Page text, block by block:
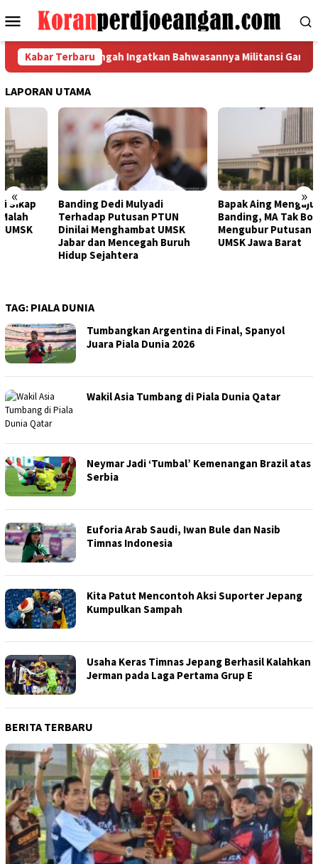
ke
Menu
Mobile
Kabar Terbaru
Jawa Tengah Ingatkan Bahwasannya Militansi Garda
LAPORAN UTAMA
« »
Banding Dedi Mulyadi
Terhadap Putusan PTUN
Dinilai Menghambat UMSK
Jabar dan Mencegah Buruh
Hidup Sejahtera
Bapak Aing Mengajukan
Banding, MA Tak Boleh
Mengubur Putusan PTUN Soal
UMSK Jawa Barat
TAG: PIALA DUNIA
Tumbangkan Argentina di Final, Spanyol
Juara Piala Dunia 2026
Wakil Asia Tumbang di Piala Dunia Qatar
Neymar Jadi ‘Tumbal’ Kemenangan Brazil atas
Serbia
Euforia Arab Saudi, Iwan Bule dan Nasib
Timnas Indonesia
Kita Patut Mencontoh Aksi Suporter Jepang
Kumpulkan Sampah
Usaha Keras Timnas Jepang Berhasil Kalahkan
Jerman pada Laga Pertama Grup E
BERITA TERBARU